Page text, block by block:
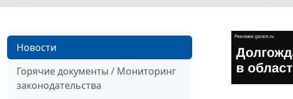
Новости
Горячие документы / Мониторинг
законодательства